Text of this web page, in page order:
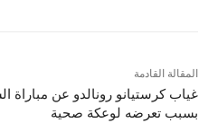
المقالة القادمة
‏غياب كرستيانو رونالدو عن مباراة
بسبب تعرضه لوعكة صحية